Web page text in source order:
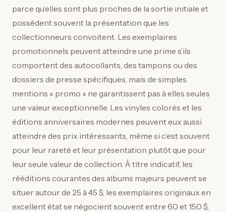
parce qu’elles sont plus proches de la sortie initiale et
possèdent souvent la présentation que les
collectionneurs convoitent. Les exemplaires
promotionnels peuvent atteindre une prime s’ils
comportent des autocollants, des tampons ou des
dossiers de presse spécifiques, mais de simples
mentions « promo » ne garantissent pas à elles seules
une valeur exceptionnelle. Les vinyles colorés et les
éditions anniversaires modernes peuvent eux aussi
atteindre des prix intéressants, même si c’est souvent
pour leur rareté et leur présentation plutôt que pour
leur seule valeur de collection. À titre indicatif, les
rééditions courantes des albums majeurs peuvent se
situer autour de 25 à 45 $, les exemplaires originaux en
excellent état se négocient souvent entre 60 et 150 $,